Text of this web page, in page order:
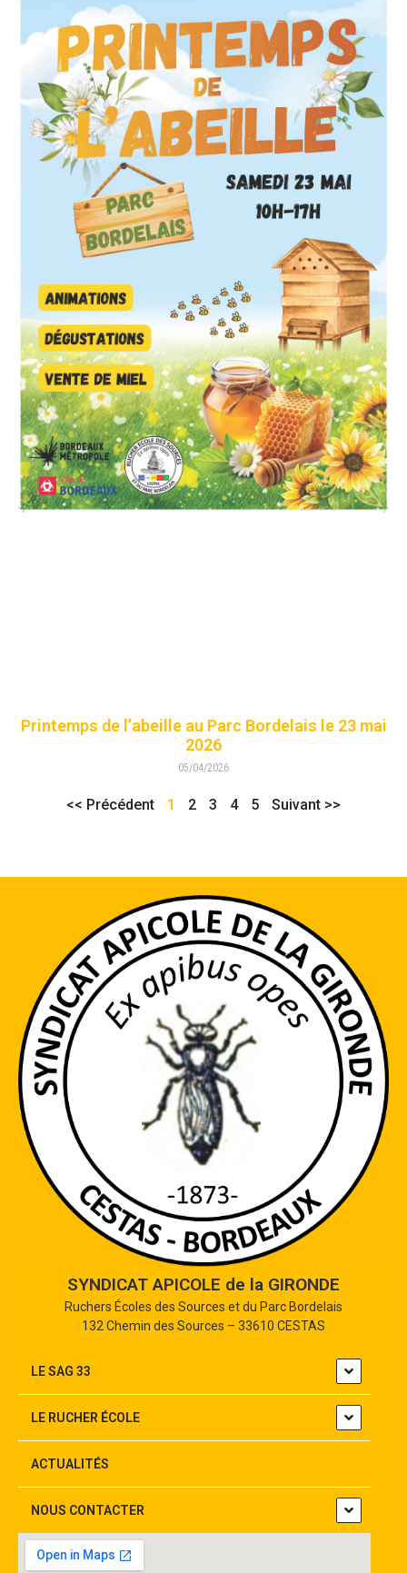
Printemps de l’abeille au Parc Bordelais le 23 mai
2026
05/04/2026
<< Précédent 1 2 3 4 5 Suivant >>
SYNDICAT APICOLE de la GIRONDE
Ruchers Écoles des Sources et du Parc Bordelais
132 Chemin des Sources – 33610 CESTAS
LE SAG 33
LE RUCHER ÉCOLE
ACTUALITÉS
NOUS CONTACTER